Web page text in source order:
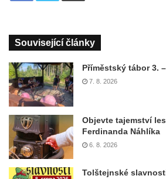
Související články
Příměstský tábor 3.
7. 8. 2026
Objevte tajemství
Ferdinanda Náhlíka
6. 8. 2026
Tolštejnské